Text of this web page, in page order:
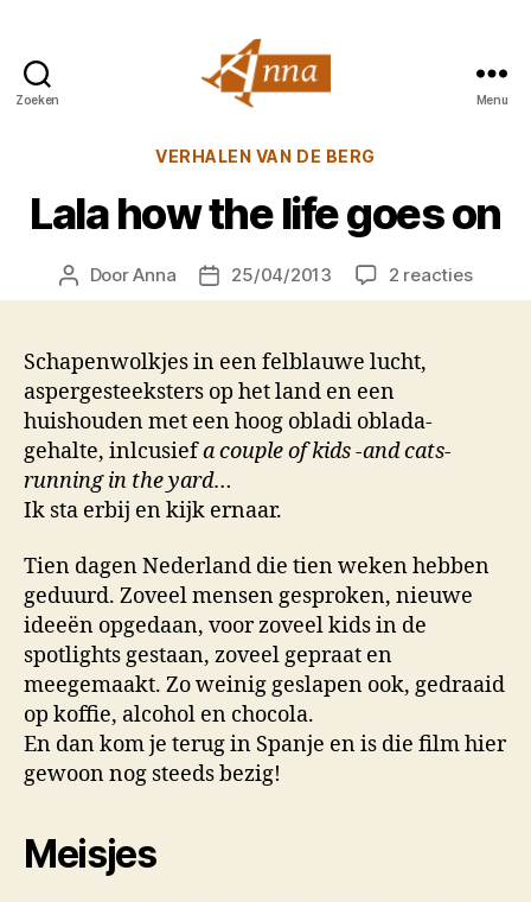
Zoeken
van
Menu
Categorieën
VERHALEN VAN DE BERG
Lala how the life goes on
Berichtauteur
DoorAnna Berichtdatum
25/04/2013 2 reactiesop
Lala
Schapenwolkjes in een felblauwe lucht,
aspergesteeksters op het land en een
huishouden met een hoog obladi oblada-
gehalte, inlcusiefa couple of kids -and cats-
running in the yard…
Ik sta erbij en kijk ernaar.
Tien dagen Nederland die tien weken hebben
geduurd. Zoveel mensen gesproken, nieuwe
ideeën opgedaan, voor zoveel kids in de
spotlights gestaan, zoveel gepraat en
meegemaakt. Zo weinig geslapen ook, gedraaid
op koffie, alcohol en chocola.
En dan kom je terug in Spanje en is die film hier
gewoon nog steeds bezig!
Meisjes